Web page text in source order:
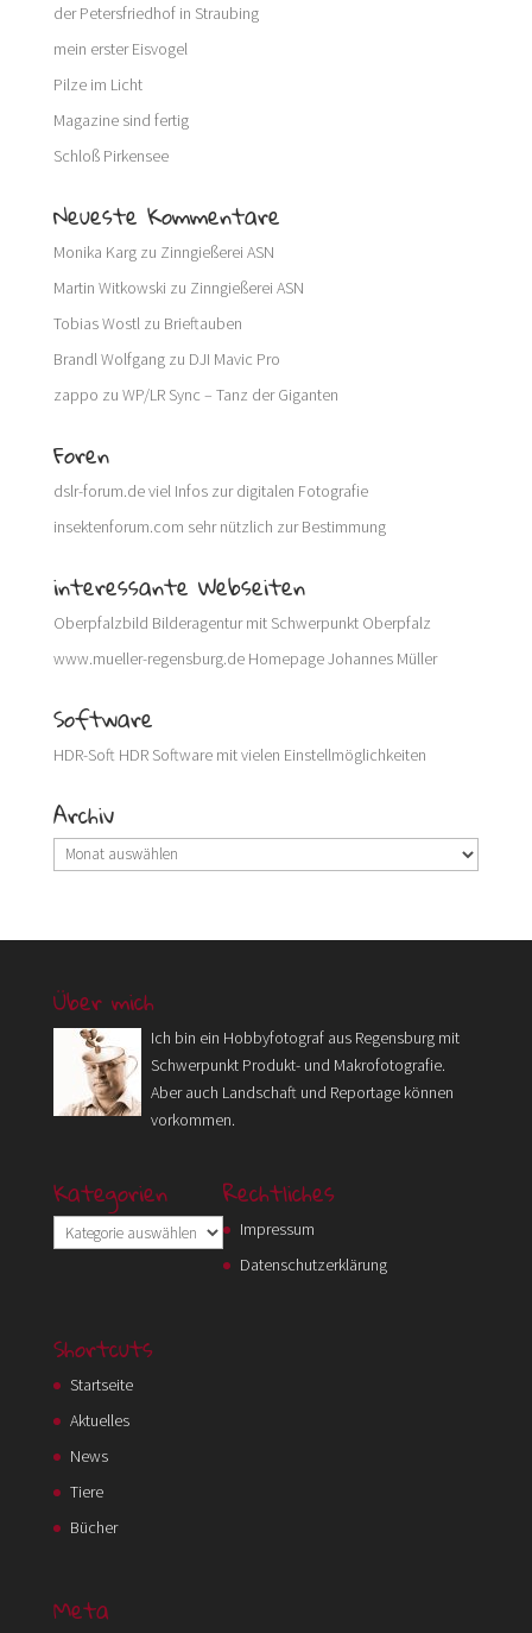
der Petersfriedhof in Straubing
mein erster Eisvogel
Pilze im Licht
Magazine sind fertig
Schloß Pirkensee
Neueste Kommentare
Monika Kargzu Zinngießerei ASN
Martin Witkowski zu Zinngießerei ASN
Tobias Wostlzu Brieftauben
Brandl Wolfgangzu DJI Mavic Pro
zappo zu WP/LR Sync – Tanz der Giganten
Foren
dslr-forum.deviel Infos zur digitalen Fotografie
insektenforum.com sehr nützlich zur Bestimmung
interessante Webseiten
Oberpfalzbild Bilderagentur mit Schwerpunkt Oberpfalz
www.mueller-regensburg.deHomepage Johannes Müller
Software
HDR-SoftHDR Software mit vielen Einstellmöglichkeiten
Archiv
Archiv
Über mich
Ich bin ein Hobbyfotograf aus Regensburg mit
Schwerpunkt Produkt- und Makrofotografie.
Aber auch Landschaft und Reportage können
vorkommen.
Kategorien
Kategorien
Rechtliches
Impressum
Datenschutzerklärung
Shortcuts
Startseite
Aktuelles
News
Tiere
Bücher
Meta